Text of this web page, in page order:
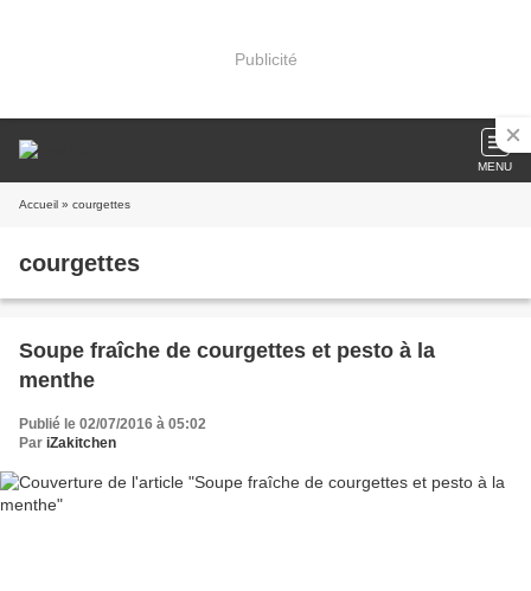
Publicité
MENU
Accueil » courgettes
courgettes
Soupe fraîche de courgettes et pesto à la
menthe
Publié le 02/07/2016 à 05:02
Par iZakitchen